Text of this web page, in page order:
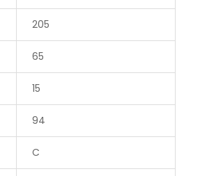
205
65
15
94
C